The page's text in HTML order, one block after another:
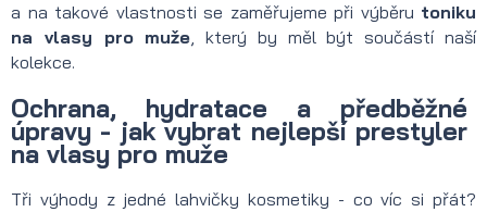
a na takové vlastnosti se zaměřujeme při výběru toniku
na vlasy pro muže, který by měl být součástí naší
kolekce.
Ochrana, hydratace a předběžné
úpravy - jak vybrat nejlepší prestyler
na vlasy pro muže
Tři výhody z jedné lahvičky kosmetiky - co víc si přát?